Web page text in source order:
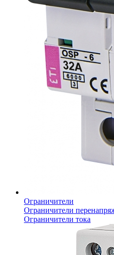
Ограничители
Ограничители
Ограничители тока